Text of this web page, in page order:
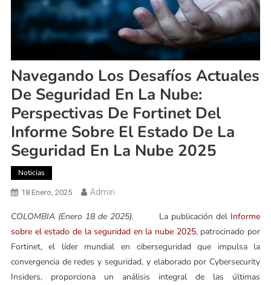
Navegando Los Desafíos Actuales
De Seguridad En La Nube:
Perspectivas De Fortinet Del
Informe Sobre El Estado De La
Seguridad En La Nube 2025
Noticias
18 Enero, 2025 Admin
COLOMBIA (Enero 18 de 2025). La publicación del Informe
sobre el estado de la seguridad en la nube 2025, patrocinado por
Fortinet, el líder mundial en ciberseguridad que impulsa la
convergencia de redes y seguridad, y elaborado por Cybersecurity
Insiders, proporciona un análisis integral de las últimas